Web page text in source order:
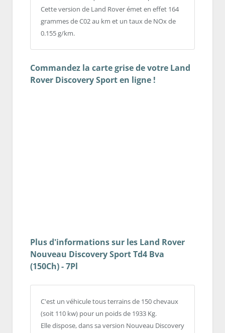
Cette version de Land Rover émet en effet 164
grammes de C02 au km et un taux de NOx de
0.155 g/km.
Commandez la carte grise de votre Land
Rover Discovery Sport en ligne !
Plus d'informations sur les Land Rover
Nouveau Discovery Sport Td4 Bva
(150Ch) - 7Pl
C'est un véhicule tous terrains de 150 chevaux
(soit 110 kw) pour un poids de 1933 Kg.
Elle dispose, dans sa version Nouveau Discovery